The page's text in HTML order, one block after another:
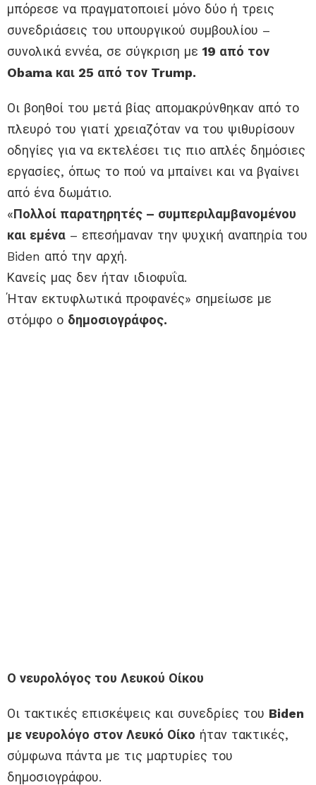
μπόρεσε να πραγματοποιεί μόνο δύο ή τρεις
συνεδριάσεις του υπουργικού συμβουλίου –
συνολικά εννέα, σε σύγκριση με 19 από τον
Obama και 25 από τον Trump.
Οι βοηθοί του μετά βίας απομακρύνθηκαν από το
πλευρό του γιατί χρειαζόταν να του ψιθυρίσουν
οδηγίες για να εκτελέσει τις πιο απλές δημόσιες
εργασίες, όπως το πού να μπαίνει και να βγαίνει
από ένα δωμάτιο.
«Πολλοί παρατηρητές – συμπεριλαμβανομένου
και εμένα – επεσήμαναν την ψυχική αναπηρία του
Biden από την αρχή.
Κανείς μας δεν ήταν ιδιοφυΐα.
Ήταν εκτυφλωτικά προφανές» σημείωσε με
στόμφο ο δημοσιογράφος.
Ο νευρολόγος του Λευκού Οίκου
Οι τακτικές επισκέψεις και συνεδρίες του Biden
με νευρολόγο στον Λευκό Οίκο ήταν τακτικές,
σύμφωνα πάντα με τις μαρτυρίες του
δημοσιογράφου.